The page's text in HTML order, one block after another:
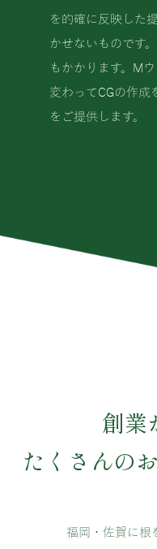
を的確に反映した
かせないものです
もかかります。M
変わってCGの作成
をご提供します。
創業
たくさんの
福岡・佐賀に根